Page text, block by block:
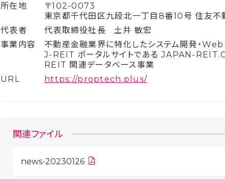
所在地
〒102-0073
東京都千代田区九段北一丁目8番10号 住友不
代表者
代表取締役社長
土井 敏宏
事業内容
不動産金融業界に特化したシステム開発・
J-REIT ポータルサイトである JAPAN-
REIT 関連データベース事業
URL
https://proptech.plus/
関連ファイル
news-20230126